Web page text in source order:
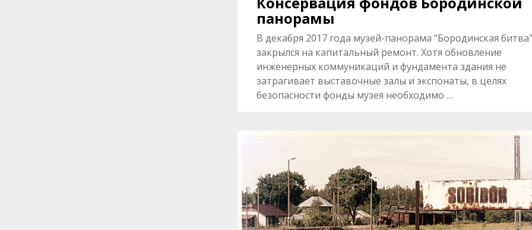
панорамы
В декабря 2017 года музей-панорама "Бородинская битва"
закрылся на капитальный ремонт. Хотя обновление
инженерных коммуникаций и фундамента здания не
затрагивает выставочные залы и экспонаты, в целях
безопасности фонды музея необходимо …